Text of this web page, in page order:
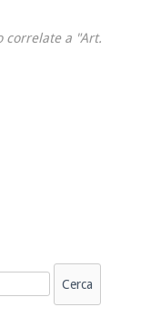
correlate a "Art.